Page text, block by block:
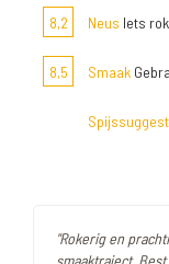
8,2 Neus Iets
8,5 Smaak
"Rokerig en